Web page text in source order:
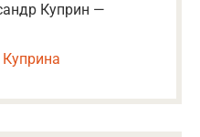
Куприн —